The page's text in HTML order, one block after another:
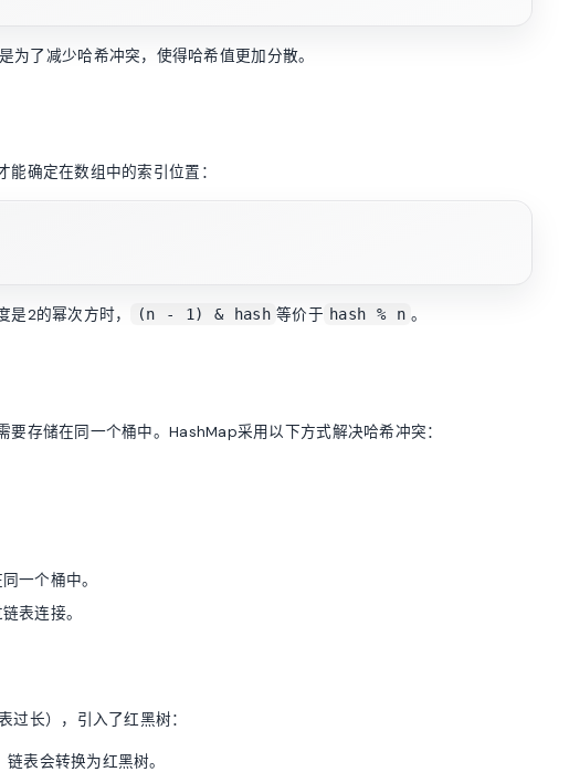
了减少哈希冲突，使得哈希值更加分散。
确定在数组中的索引位置：
2的幂次方时， (n - 1) & hash 等价于 hash % n 。
存储在同一个桶中。HashMap采用以下方式解决哈希冲突：
一个桶中。
表连接。
长），引入了红黑树：
表会转换为红黑树。